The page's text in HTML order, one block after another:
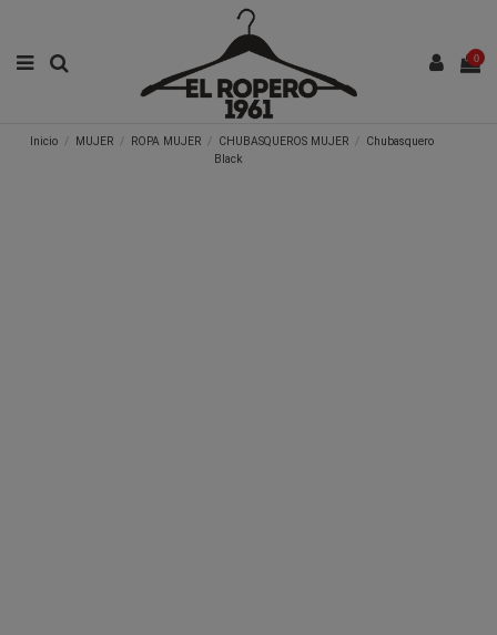
0
Inicio MUJER ROPA MUJER CHUBASQUEROS MUJER
Chubasquero
Black